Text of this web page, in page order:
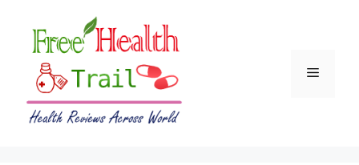
content
Menu